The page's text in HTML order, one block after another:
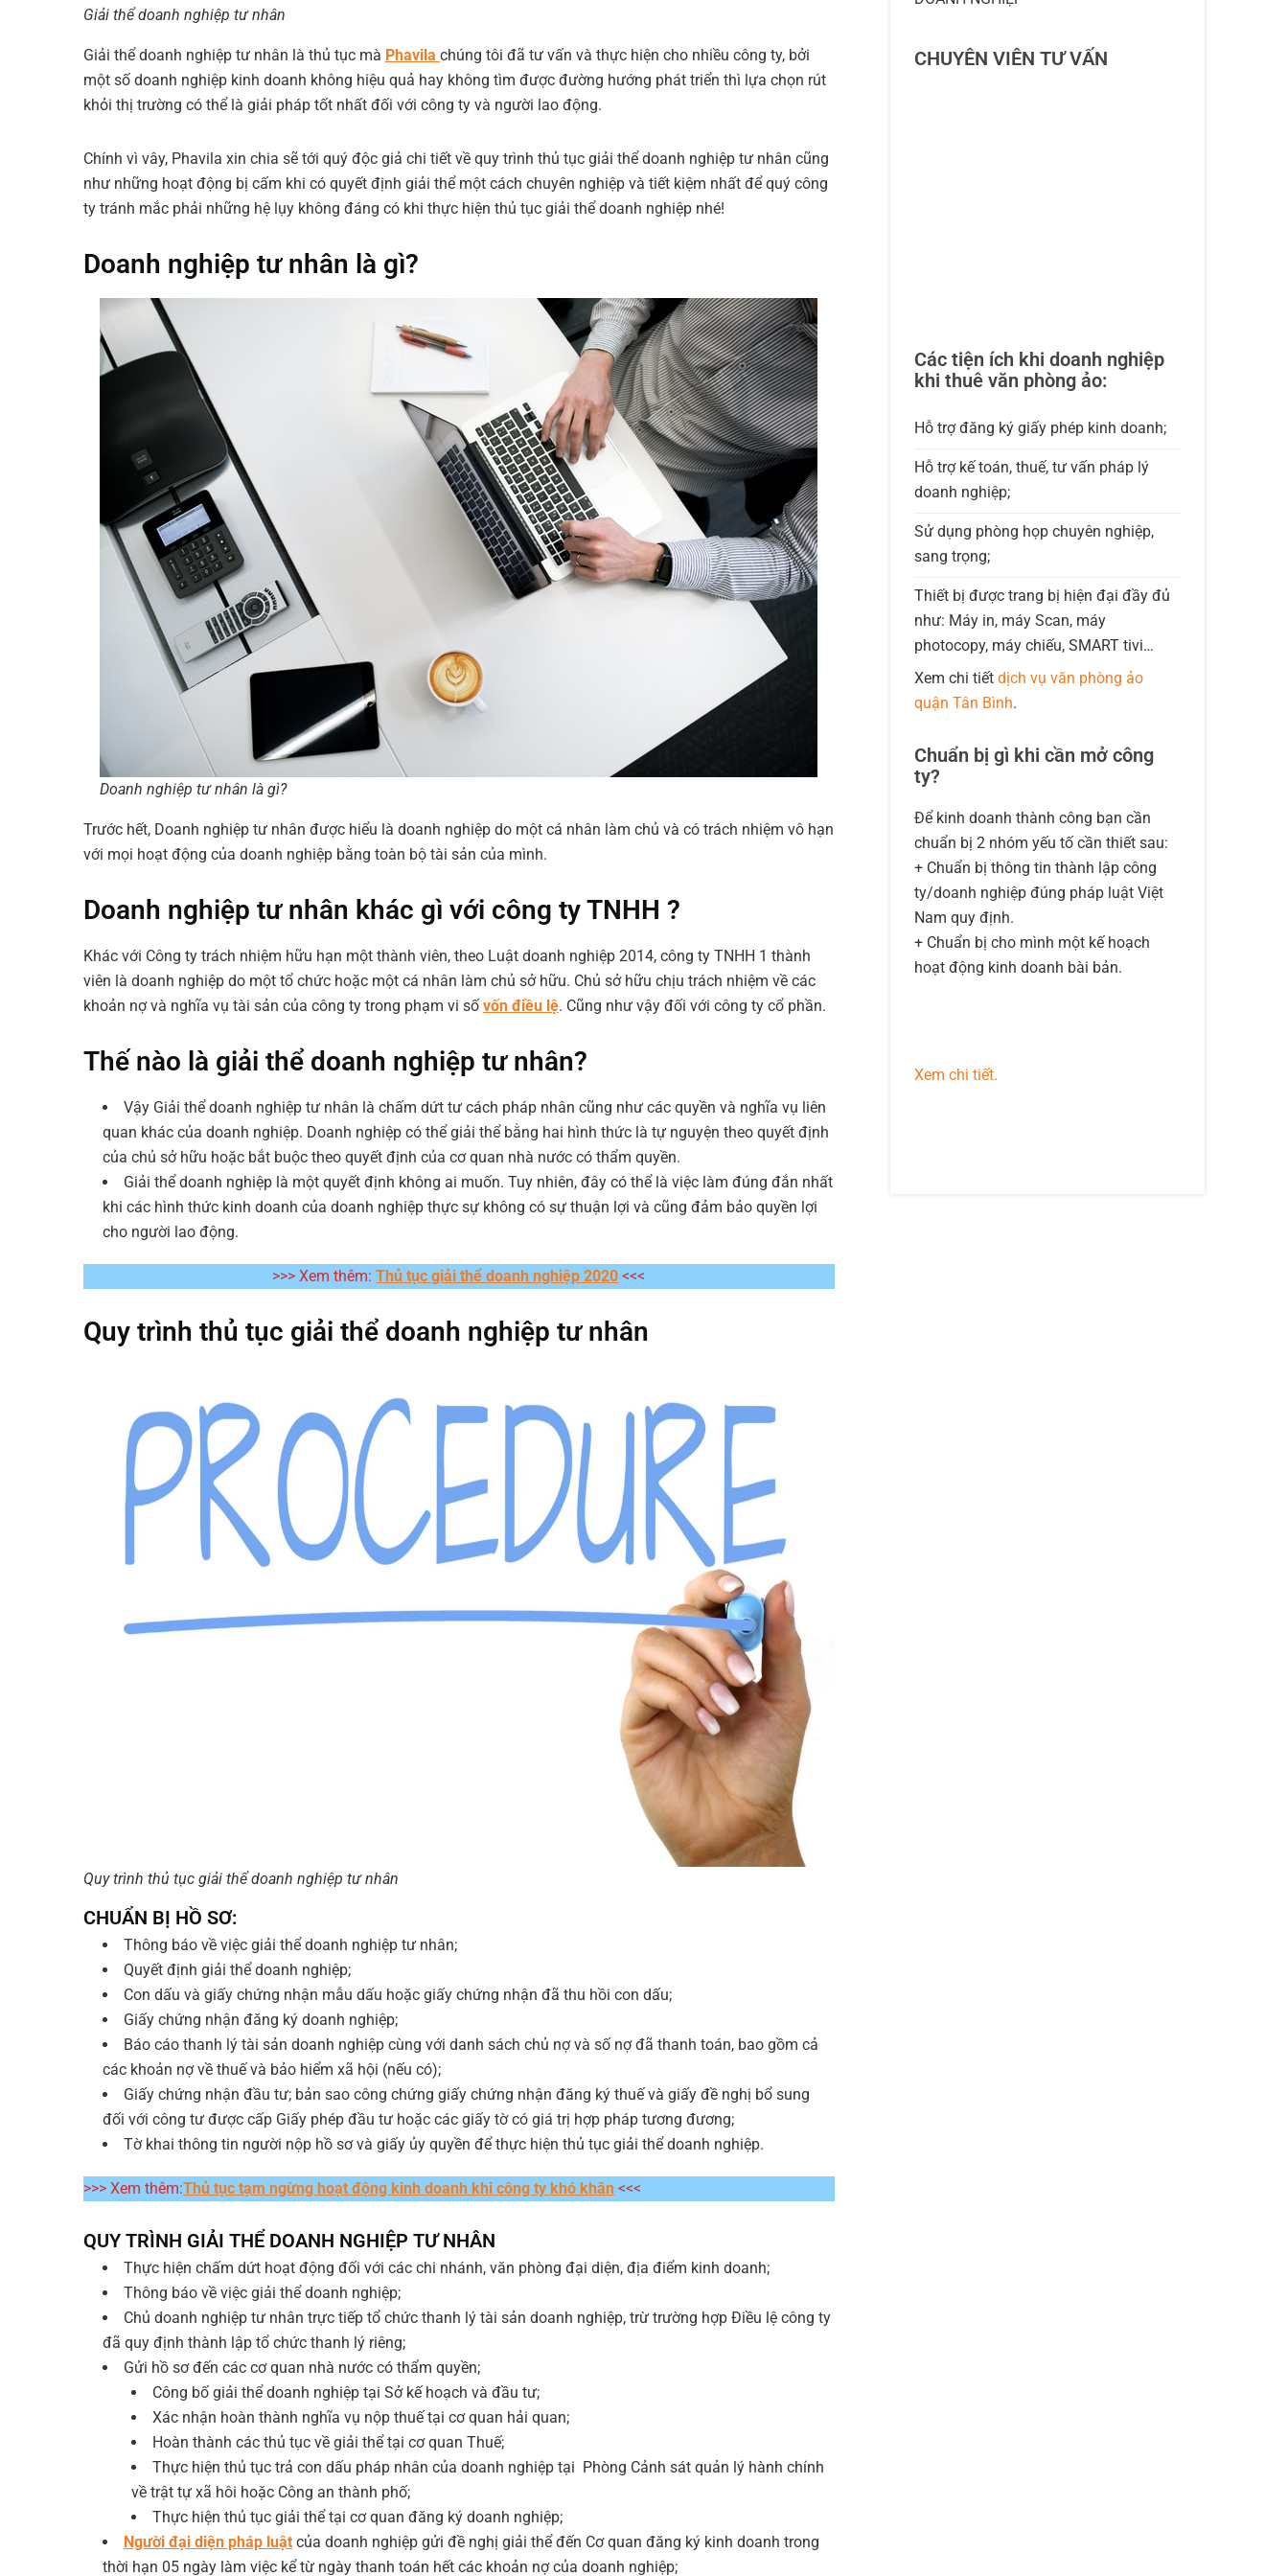
Giải thể doanh nghiệp tư nhân
Giải thể doanh nghiệp tư nhân là thủ tục mà Phavila chúng tôi đã tư vấn và thực hiện cho nhiều công ty, bởi
một số doanh nghiệp kinh doanh không hiệu quả hay không tìm được đường hướng phát triển thì lựa chọn rút
khỏi thị trường có thể là giải pháp tốt nhất đối với công ty và người lao động.
Chính vì vây, Phavila xin chia sẽ tới quý độc giả chi tiết về quy trình thủ tục giải thể doanh nghiệp tư nhân cũng
như những hoạt động bị cấm khi có quyết định giải thể một cách chuyên nghiệp và tiết kiệm nhất để quý công
ty tránh mắc phải những hệ lụy không đáng có khi thực hiện thủ tục giải thể doanh nghiệp nhé!
Doanh nghiệp tư nhân là gì?
Doanh nghiệp tư nhân là gì?
Trước hết, Doanh nghiệp tư nhân được hiểu là doanh nghiệp do một cá nhân làm chủ và có trách nhiệm vô hạn
với mọi hoạt động của doanh nghiệp bằng toàn bộ tài sản của mình.
Doanh nghiệp tư nhân khác gì với công ty TNHH ?
Khác với Công ty trách nhiệm hữu hạn một thành viên, theo Luật doanh nghiệp 2014, công ty TNHH 1 thành
viên là doanh nghiệp do một tổ chức hoặc một cá nhân làm chủ sở hữu. Chủ sở hữu chịu trách nhiệm về các
khoản nợ và nghĩa vụ tài sản của công ty trong phạm vi số vốn điều lệ. Cũng như vậy đối với công ty cổ phần.
Thế nào là giải thể doanh nghiệp tư nhân?
Vậy Giải thể doanh nghiệp tư nhân là chấm dứt tư cách pháp nhân cũng như các quyền và nghĩa vụ liên
quan khác của doanh nghiệp. Doanh nghiệp có thể giải thể bằng hai hình thức là tự nguyện theo quyết định
của chủ sở hữu hoặc bắt buộc theo quyết định của cơ quan nhà nước có thẩm quyền.
Giải thể doanh nghiệp là một quyết định không ai muốn. Tuy nhiên, đây có thể là việc làm đúng đắn nhất
khi các hình thức kinh doanh của doanh nghiệp thực sự không có sự thuận lợi và cũng đảm bảo quyền lợi
cho người lao động.
>>> Xem thêm:Thủ tục giải thể doanh nghiệp 2020 <<<
Quy trình thủ tục giải thể doanh nghiệp tư nhân
Quy trình thủ tục giải thể doanh nghiệp tư nhân
CHUẨN BỊ HỒ SƠ:
Thông báo về việc giải thể doanh nghiệp tư nhân;
Quyết định giải thể doanh nghiệp;
Con dấu và giấy chứng nhận mẫu dấu hoặc giấy chứng nhận đã thu hồi con dấu;
Giấy chứng nhận đăng ký doanh nghiệp;
Báo cáo thanh lý tài sản doanh nghiệp cùng với danh sách chủ nợ và số nợ đã thanh toán, bao gồm cả
các khoản nợ về thuế và bảo hiểm xã hội (nếu có);
Giấy chứng nhận đầu tư; bản sao công chứng giấy chứng nhận đăng ký thuế và giấy đề nghị bổ sung
đối với công tư được cấp Giấy phép đầu tư hoặc các giấy tờ có giá trị hợp pháp tương đương;
Tờ khai thông tin người nộp hồ sơ và giấy ủy quyền để thực hiện thủ tục giải thể doanh nghiệp.
>>> Xem thêm:Thủ tục tạm ngừng hoạt động kinh doanh khi công ty khó khăn <<<
QUY TRÌNH GIẢI THỂ DOANH NGHIỆP TƯ NHÂN
Thực hiện chấm dứt hoạt động đối với các chi nhánh, văn phòng đại diện, địa điểm kinh doanh;
Thông báo về việc giải thể doanh nghiệp;
Chủ doanh nghiệp tư nhân trực tiếp tổ chức thanh lý tài sản doanh nghiệp, trừ trường hợp Điều lệ công ty
đã quy định thành lập tổ chức thanh lý riêng;
Gửi hồ sơ đến các cơ quan nhà nước có thẩm quyền;
Công bố giải thể doanh nghiệp tại Sở kế hoạch và đầu tư;
Xác nhận hoàn thành nghĩa vụ nộp thuế tại cơ quan hải quan;
Hoàn thành các thủ tục về giải thể tại cơ quan Thuế;
Thực hiện thủ tục trả con dấu pháp nhân của doanh nghiệp tại Phòng Cảnh sát quản lý hành chính
về trật tự xã hôi hoặc Công an thành phố;
Thực hiện thủ tục giải thể tại cơ quan đăng ký doanh nghiệp;
Người đại diện pháp luật của doanh nghiệp gửi đề nghị giải thể đến Cơ quan đăng ký kinh doanh trong
thời hạn 05 ngày làm việc kể từ ngày thanh toán hết các khoản nợ của doanh nghiệp;
CHUYÊN VIÊN TƯ VẤN
Các tiện ích khi doanh nghiệp
khi thuê văn phòng ảo:
Hỗ trợ đăng ký giấy phép kinh doanh;
Hỗ trợ kế toán, thuế, tư vấn pháp lý
doanh nghiệp;
Sử dụng phòng họp chuyên nghiệp,
sang trọng;
Thiết bị được trang bị hiện đại đầy đủ
như: Máy in, máy Scan, máy
photocopy, máy chiếu, SMART tivi…
Xem chi tiếtdịch vụ văn phòng ảo
quận Tân Bình.
Chuẩn bị gì khi cần mở công
ty?
Để kinh doanh thành công bạn cần
chuẩn bị 2 nhóm yếu tố cần thiết sau:
+ Chuẩn bị thông tin thành lập công
ty/doanh nghiệp đúng pháp luật Việt
Nam quy định.
+ Chuẩn bị cho mình một kế hoạch
hoạt động kinh doanh bài bản.
Xem chi tiết.